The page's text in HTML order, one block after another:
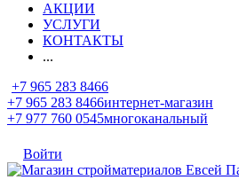
АКЦИИ
УСЛУГИ
КОНТАКТЫ
...
+7 965 283 8466
+7 965 283 8466интернет-магазин
+7 977 760 0545многоканальный
Войти